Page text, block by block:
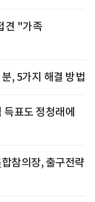
견 "가족
, 5가지 해결 방법
표도 정청래에
참의장, 출구전략